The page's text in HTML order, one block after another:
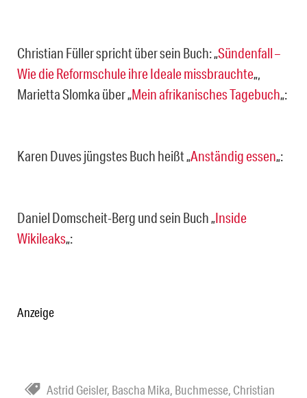
Christian Füller spricht über sein Buch: „Sündenfall –
Wie die Reformschule ihre Ideale missbrauchte„,
Marietta Slomka über „Mein afrikanisches Tagebuch„:
Karen Duves jüngstes Buch heißt „Anständig essen„:
Daniel Domscheit-Berg und sein Buch „Inside
Wikileaks„:
Anzeige
Astrid Geisler, Bascha Mika, Buchmesse, Christian